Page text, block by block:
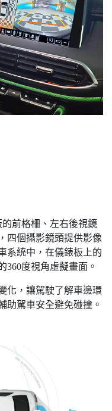
前格柵、左右後視鏡
四個攝影鏡頭提供影像
系統中，在儀錶板上的
360度視角虛擬畫面。
化，讓駕駛了解車邊環
助駕車安全避免碰撞。